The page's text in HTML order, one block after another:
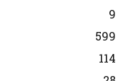
9
599
114